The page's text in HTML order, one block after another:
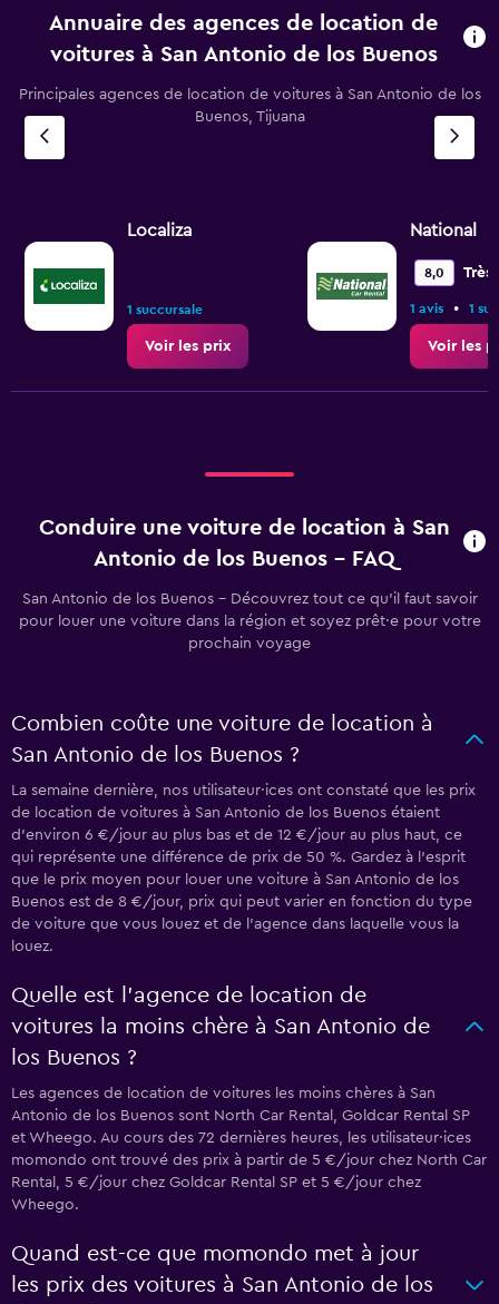
Annuaire des agences de location de
voitures à San Antonio de los Buenos
Principales agences de location de voitures à San Antonio de los
Buenos, Tijuana
Localiza
1 succursale
Voir les prix
National
8,0 Très
1 avis • 1
Voir les
Conduire une voiture de location à San
Antonio de los Buenos - FAQ
San Antonio de los Buenos - Découvrez tout ce qu’il faut savoir
pour louer une voiture dans la région et soyez prêt·e pour votre
prochain voyage
Combien coûte une voiture de location à
San Antonio de los Buenos ?
La semaine dernière, nos utilisateur·ices ont constaté que les prix
de location de voitures à San Antonio de los Buenos étaient
d’environ 6 €/jour au plus bas et de 12 €/jour au plus haut, ce
qui représente une différence de prix de 50 %. Gardez à l’esprit
que le prix moyen pour louer une voiture à San Antonio de los
Buenos est de 8 €/jour, prix qui peut varier en fonction du type
de voiture que vous louez et de l’agence dans laquelle vous la
louez.
Quelle est l’agence de location de
voitures la moins chère à San Antonio de
los Buenos ?
Les agences de location de voitures les moins chères à San
Antonio de los Buenos sont North Car Rental, Goldcar Rental SP
et Wheego. Au cours des 72 dernières heures, les utilisateur·ices
momondo ont trouvé des prix à partir de 5 €/jour chez North Car
Rental, 5 €/jour chez Goldcar Rental SP et 5 €/jour chez
Wheego.
Quand est-ce que momondo met à jour
les prix des voitures à San Antonio de los